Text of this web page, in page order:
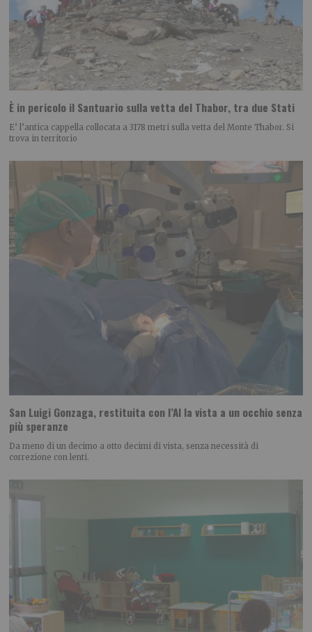
È in pericolo il Santuario sulla vetta del Thabor, tra due Stati
E’ l’antica cappella collocata a 3178 metri sulla vetta del Monte Thabor. Si
trova in territorio
San Luigi Gonzaga, restituita con l’AI la vista a un occhio senza
più speranze
Da meno di un decimo a otto decimi di vista, senza necessità di
correzione con lenti.